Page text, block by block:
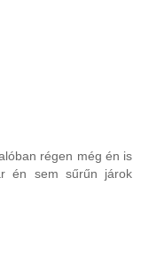
régen még én is
én sem sűrűn járok